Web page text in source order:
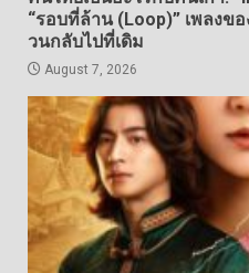
“รอบที่ล้าน (Loop)” เพลงข
วนกลับไปที่เดิม
August 7, 2026